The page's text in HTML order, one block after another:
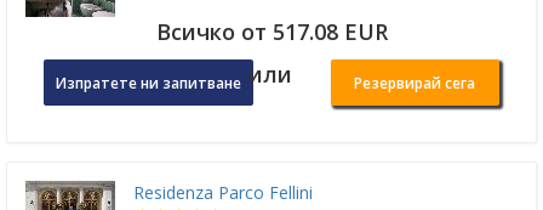
Всичко от 517.08 EUR
Изпратете ни запитване или Резервирай сега
Residenza Parco Fellini